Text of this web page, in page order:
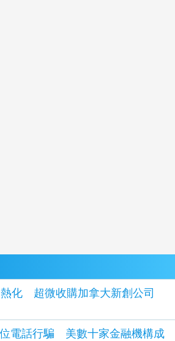
化 超微收購加拿大新創公司
電話行騙 美數十家金融機構成